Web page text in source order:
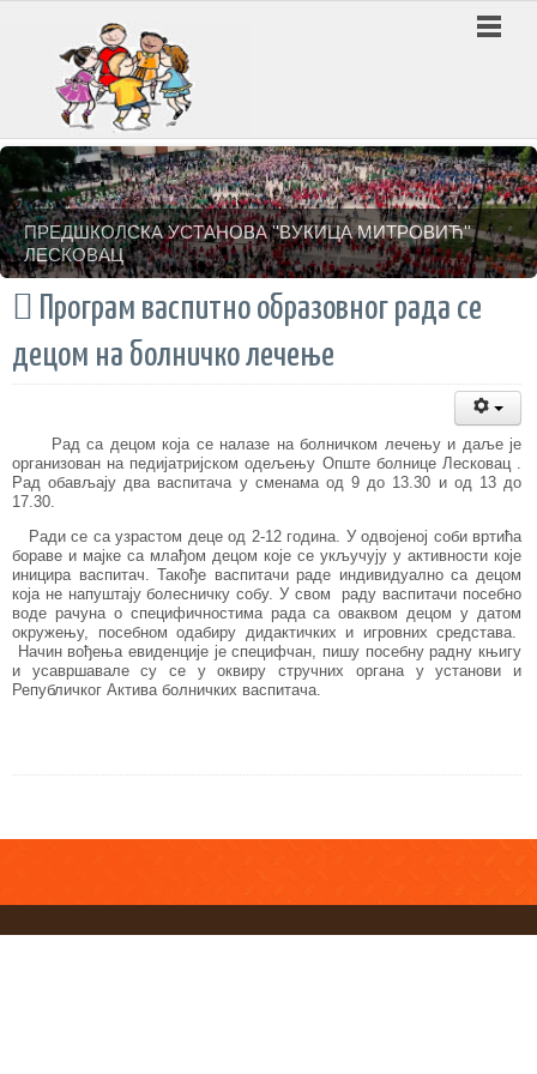
ПРЕДШКОЛСКА УСТАНОВА ''ВУКИЦА МИТРОВИЋ''
ЛЕСКОВАЦ
 Програм васпитно образовног рада се
децом на болничко лечење
Рад са децом која се налазе на болничком лечењу и даље је
организован на педијатријском одељењу Опште болнице Лесковац .
Рад обављају два васпитача у сменама од 9 до 13.30 и од 13 до
17.30.
Ради се са узрастом деце од 2-12 година. У одвојеној соби вртића
бораве и мајке са млађом децом које се укључују у активности које
иницира васпитач. Такође васпитачи раде индивидуално са децом
која не напуштају болесничку собу. У свом раду васпитачи посебно
воде рачуна о специфичностима рада са оваквом децом у датом
окружењу, посебном одабиру дидактичких и игровних средстава.
Начин вођења евиденције је специфчан, пишу посебну радну књигу
и усавршавале су се у оквиру стручних органа у установи и
Републичког Актива болничких васпитача.